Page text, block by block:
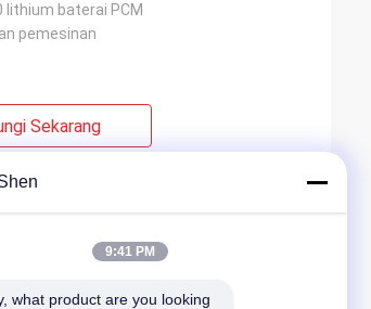
lithium baterai PCM
pemesinan
Sekarang
9:41 PM
what product are you looking